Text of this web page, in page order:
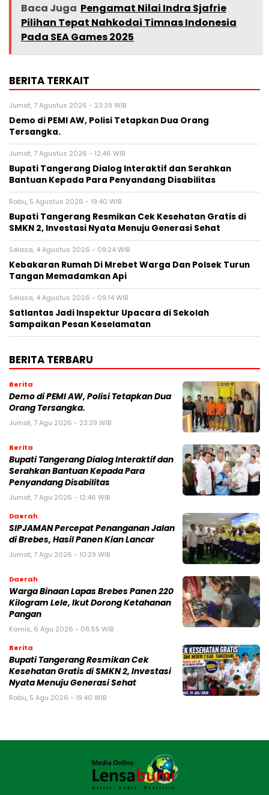
Baca Juga Pengamat Nilai Indra Sjafrie
Pilihan Tepat Nahkodai Timnas Indonesia
Pada SEA Games 2025
BERITA TERKAIT
Jumat, 7 Agustus 2026 - 23:39 WIB
Demo di PEMI AW, Polisi Tetapkan Dua Orang
Tersangka.
Jumat, 7 Agustus 2026 - 12:46 WIB
Bupati Tangerang Dialog Interaktif dan Serahkan
Bantuan Kepada Para Penyandang Disabilitas
Rabu, 5 Agustus 2026 - 19:40 WIB
‎Bupati Tangerang Resmikan Cek Kesehatan Gratis di
SMKN 2, Investasi Nyata Menuju Generasi Sehat
Selasa, 4 Agustus 2026 - 09:24 WIB
Kebakaran Rumah Di Mrebet Warga Dan Polsek Turun
Tangan Memadamkan Api
Selasa, 4 Agustus 2026 - 09:14 WIB
Satlantas Jadi Inspektur Upacara di Sekolah
Sampaikan Pesan Keselamatan
BERITA TERBARU
Berita
Demo di PEMI AW, Polisi Tetapkan Dua
Orang Tersangka.
Jumat, 7 Agu 2026 - 23:39 WIB
Berita
Bupati Tangerang Dialog Interaktif dan
Serahkan Bantuan Kepada Para
Penyandang Disabilitas
Jumat, 7 Agu 2026 - 12:46 WIB
Daerah
SIPJAMAN Percepat Penanganan Jalan
di Brebes, Hasil Panen Kian Lancar
Jumat, 7 Agu 2026 - 10:29 WIB
Daerah
Warga Binaan Lapas Brebes Panen 220
Kilogram Lele, Ikut Dorong Ketahanan
Pangan
Kamis, 6 Agu 2026 - 06:55 WIB
Berita
‎Bupati Tangerang Resmikan Cek
Kesehatan Gratis di SMKN 2, Investasi
Nyata Menuju Generasi Sehat
Rabu, 5 Agu 2026 - 19:40 WIB